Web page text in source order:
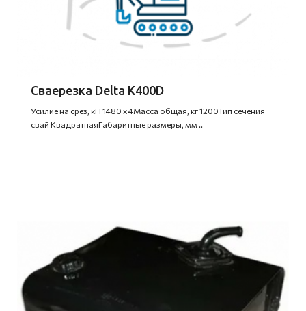
Сваерезка Delta К400D
Усилие на срез, кН 1480 х 4Масса общая, кг 1200Тип сечения
свай КвадратнаяГабаритные размеры, мм ..